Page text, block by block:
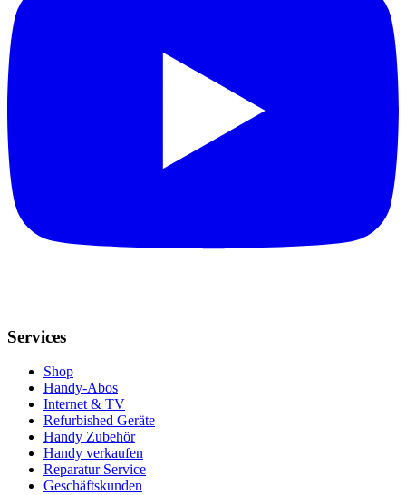
Services
Shop
Handy-Abos
Internet & TV
Refurbished Geräte
Handy Zubehör
Handy verkaufen
Reparatur Service
Geschäftskunden